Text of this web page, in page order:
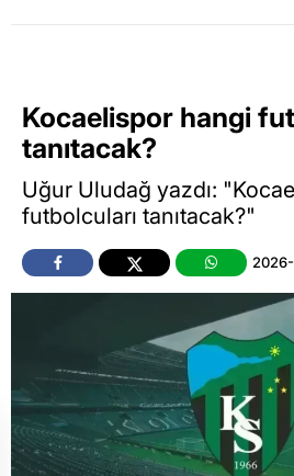
Kocaelispor hangi
tanıtacak?
Uğur Uludağ yazdı:
futbolcuları tanıtacak?"